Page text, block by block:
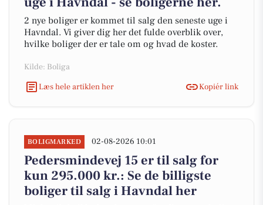
2 nye boliger er kommet til salg den seneste uge i
Havndal. Vi giver dig her det fulde overblik over,
hvilke boliger der er tale om og hvad de koster.
Kilde: Boliga
Læs hele artiklen her
Kopiér link
BOLIGMARKED 02-08-2026 10:01
Pedersmindevej 15 er til salg for
kun 295.000 kr.: Se de billigste
boliger til salg i Havndal her